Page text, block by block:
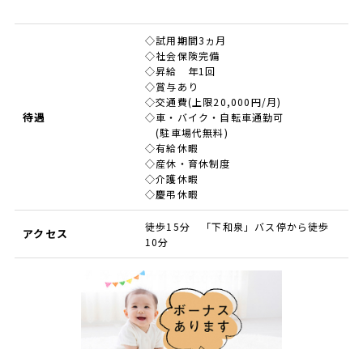
待遇
◇試用期間3ヵ月
◇社会保険完備
◇昇給 年1回
◇賞与あり
◇交通費(上限20,000円/月)
◇車・バイク・自転車通勤可
(駐車場代無料)
◇有給休暇
◇産休・育休制度
◇介護休暇
◇慶弔休暇
アクセス
徒歩15分 「下和泉」バス停から徒歩
10分